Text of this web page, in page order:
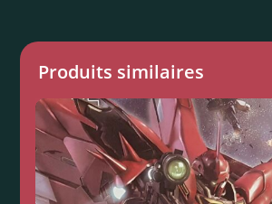
Produits similaires